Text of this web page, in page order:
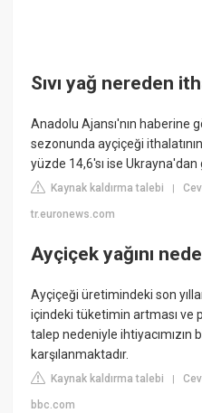
Sıvı yağ nereden
Anadolu Ajansı'nın haberine
sezonunda ayçiçeği
yüzde 14,6'sı ise
Kaynak kaldırma talebi |
tr.euronews.com
Ayçiçek yağını
Ayçiçeği üretimindeki son
içindeki tüketimin artması ve
talep nedeniyle ihtiyacımızın
karşılanmaktadır.
Kaynak kaldırma talebi |
bbc.com